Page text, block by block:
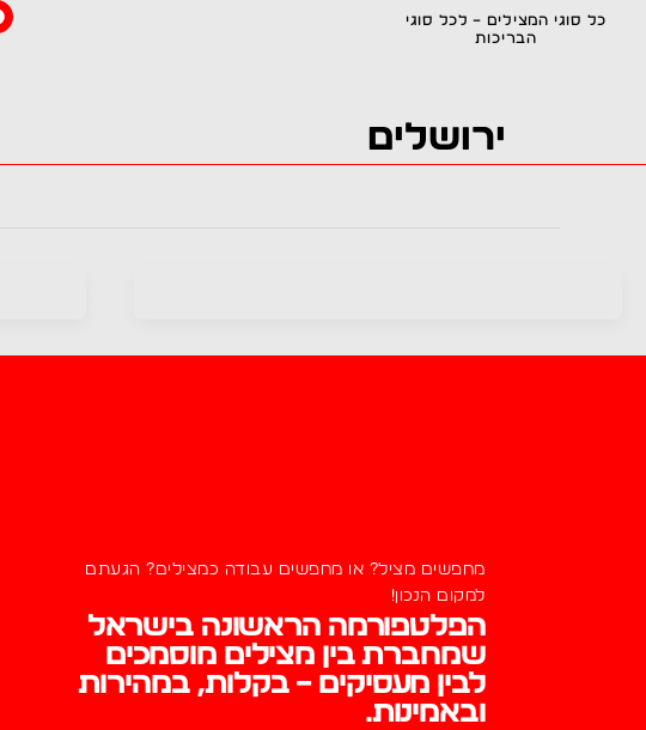
כל סוגי המצילים – לכל סוגי
הבריכות
ירושלים
מחפשים מציל? או מחפשים עבודה כמצילים? הגעתם
למקום הנכון!
הפלטפורמה הראשונה בישראל
שמחברת בין מצילים מוסמכים
לבין מעסיקים – בקלות, במהירות
ובאמינות.